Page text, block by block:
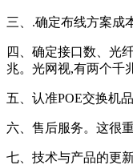
三、.确定布线方案成
四、确定接口数、光
兆。光网视,有两个千
五、认准POE交换机
六、售后服务。这很
七、技术与产品的更